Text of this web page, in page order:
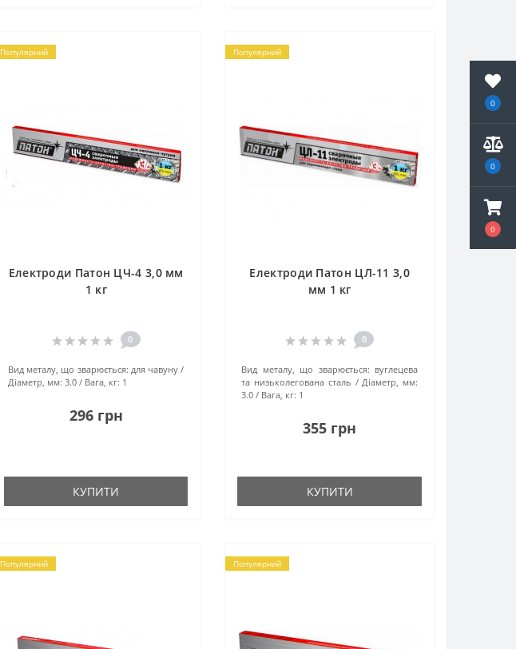
0
0
0
Популярний
Електроди Патон ЦЧ-4 3,0 мм
1 кг
0
Вид металу, що зварюється: для чавуну
Діаметр, мм: 3.0 Вага, кг: 1
296 грн
КУПИТИ
Популярний
Електроди Патон ЦЛ-11 3,0
мм 1 кг
0
Вид металу, що зварюється: вуглецева
та низьколегована сталь
Діаметр, мм:
3.0
Вага, кг: 1
355 грн
КУПИТИ
Популярний Популярний